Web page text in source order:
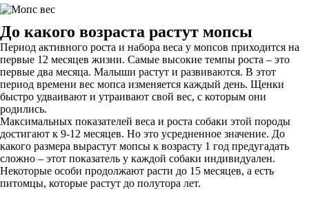
До какого возраста растут мопсы
Период активного роста и набора веса у мопсов приходится на
первые 12 месяцев жизни. Самые высокие темпы роста – это
первые два месяца. Малыши растут и развиваются. В этот
период времени вес мопса изменяется каждый день. Щенки
быстро удваивают и утраивают свой вес, с которым они
родились.
Максимальных показателей веса и роста собаки этой породы
достигают к 9-12 месяцев. Но это усредненное значение. До
какого размера вырастут мопсы к возрасту 1 год предугадать
сложно – этот показатель у каждой собаки индивидуален.
Некоторые особи продолжают расти до 15 месяцев, а есть
питомцы, которые растут до полутора лет.